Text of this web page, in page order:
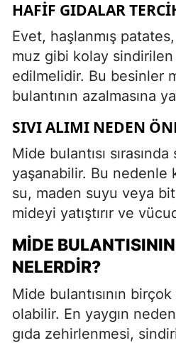
HAFIF GIDALAR
Evet, haşlanmış
muz gibi kolay sindirilen
edilmelidir. Bu besinler
bulantının azalmasına
SIVI ALIMI NEDEN
Mide bulantısı sırasında
yaşanabilir. Bu nedenle
su, maden suyu veya
mideyi yatıştırır ve
MIDE
NELERDIR?
Mide bulantısının
olabilir. En yaygın
gıda zehirlenmesi,